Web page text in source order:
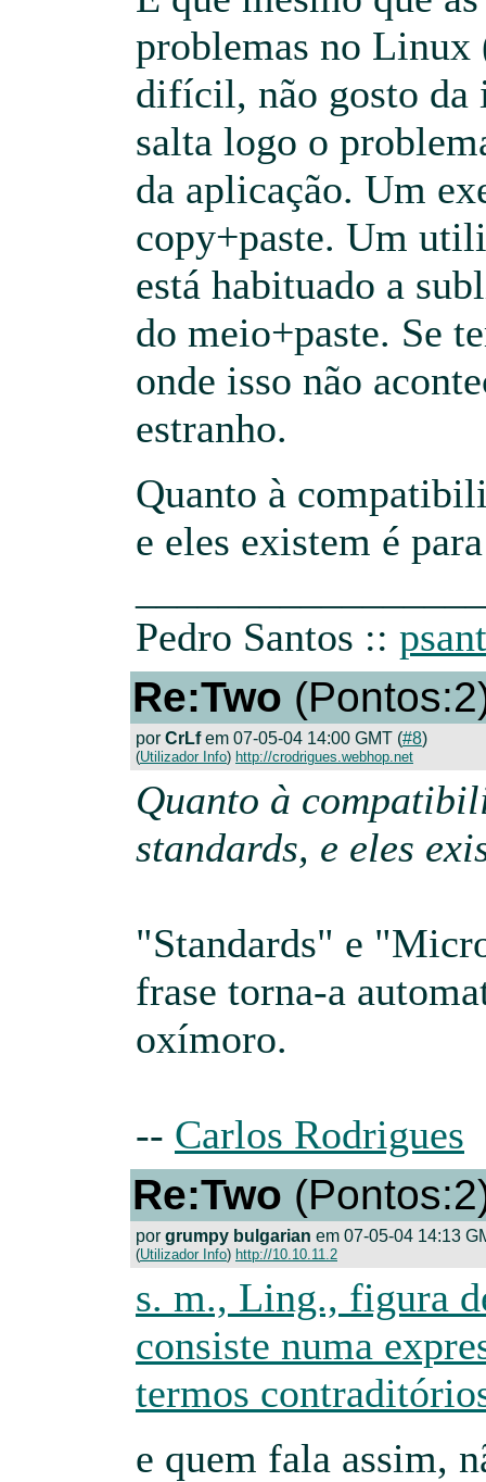
problemas no Linux
difícil, não gosto da
salta logo o
da aplicação. Um
copy+paste. Um
está habituado a
do meio+paste. Se
onde isso não
estranho.
Quanto à
e eles existem é
Pedro Santos ::
Re:Two
por CrLfem 07-05-04 14:00 GMT (#8)
(Utilizador Info) http://crodrigues.webhop.net
Quanto à
standards, e eles
"Standards" e
frase torna-a
oxímoro.
-- Carlos Rodrigues
Re:Two
por grumpy bulgarian em 07-05-04 14:13
(Utilizador Info) http://10.10.11.2
s. m., Ling., figura
consiste numa
termos
e quem fala assim,